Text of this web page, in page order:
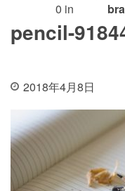
0 in
pencil-
2018年4月8日